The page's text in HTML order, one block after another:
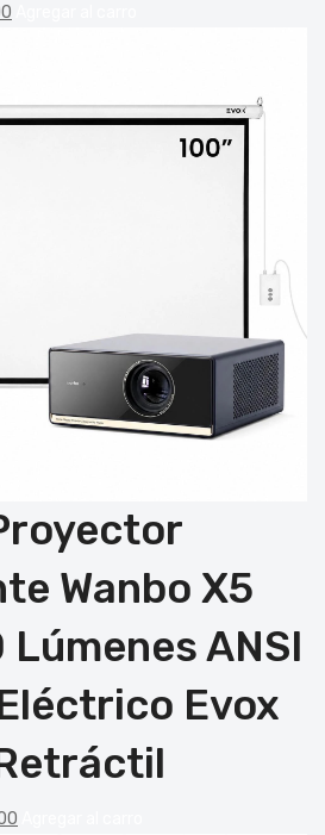
Wanbo X5
Lúmenes ANSI
Evox